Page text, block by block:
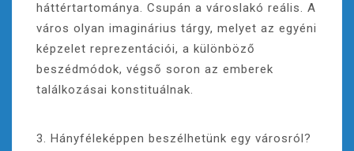
háttértartománya. Csupán a városlakó reális. A
város olyan imaginárius tárgy, melyet az egyéni
képzelet reprezentációi, a különböző
beszédmódok, végső soron az emberek
találkozásai konstituálnak.
3. Hányféleképpen beszélhetünk egy városról?